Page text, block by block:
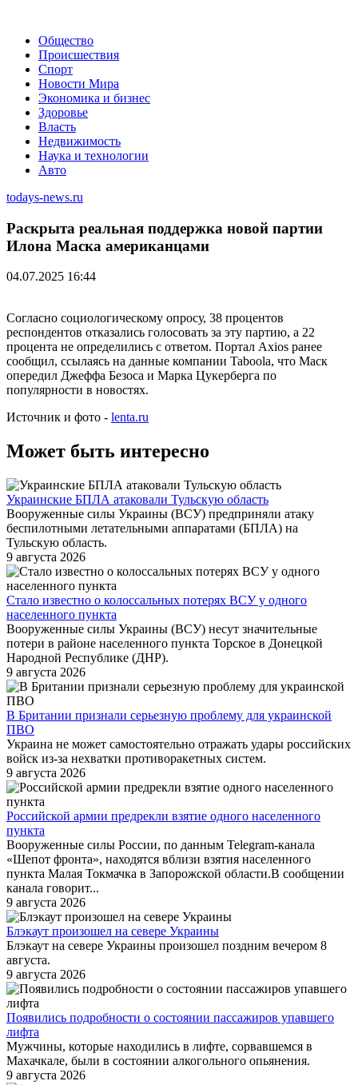
Общество
Происшествия
Спорт
Новости Мира
Экономика и бизнес
Здоровье
Власть
Недвижимость
Наука и технологии
Авто
todays-news.ru
Раскрыта реальная поддержка новой партии
Илона Маска американцами
04.07.2025 16:44
Согласно социологическому опросу, 38 процентов
респондентов отказались голосовать за эту партию, а 22
процента не определились с ответом. Портал Axios ранее
сообщил, ссылаясь на данные компании Taboola, что Маск
опередил Джеффа Безоса и Марка Цукерберга по
популярности в новостях.
Источник и фото - lenta.ru
Может быть интересно
Украинские БПЛА атаковали Тульскую область
Вооруженные силы Украины (ВСУ) предприняли атаку
беспилотными летательными аппаратами (БПЛА) на
Тульскую область.
9 августа 2026
Стало известно о колоссальных потерях ВСУ у одного
населенного пункта
Вооруженные силы Украины (ВСУ) несут значительные
потери в районе населенного пункта Торское в Донецкой
Народной Республике (ДНР).
9 августа 2026
В Британии признали серьезную проблему для украинской
ПВО
Украина не может самостоятельно отражать удары российских
войск из-за нехватки противоракетных систем.
9 августа 2026
Российской армии предрекли взятие одного населенного
пункта
Вооруженные силы России, по данным Telegram-канала
«Шепот фронта», находятся вблизи взятия населенного
пункта Малая Токмачка в Запорожской области.В сообщении
канала говорит...
9 августа 2026
Блэкаут произошел на севере Украины
Блэкаут на севере Украины произошел поздним вечером 8
августа.
9 августа 2026
Появились подробности о состоянии пассажиров упавшего
лифта
Мужчины, которые находились в лифте, сорвавшемся в
Махачкале, были в состоянии алкогольного опьянения.
9 августа 2026